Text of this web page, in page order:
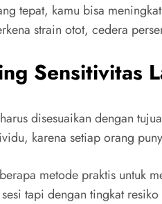
tepat, kamu bisa
strain otot, cedera
Sensitivitas
disesuaikan dengan
karena setiap orang
metode praktis untuk
tapi dengan tingkat